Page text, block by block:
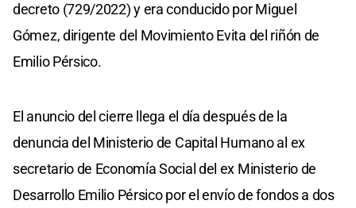
decreto (729/2022) y era conducido por Miguel
Gómez, dirigente del Movimiento Evita del riñón de
Emilio Pérsico.
El anuncio del cierre llega el día después de la
denuncia del Ministerio de Capital Humano al ex
secretario de Economía Social del ex Ministerio de
Desarrollo Emilio Pérsico por el envío de fondos a dos